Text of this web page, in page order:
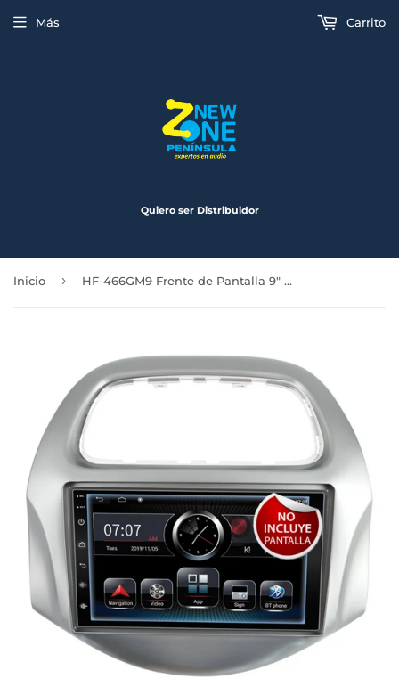
Quiero ser Distribuidor
Más Carrito
Inicio › HF-466GM9 Frente de Pantalla 9" Chevrolet Beat / Spark 2017 a 2021